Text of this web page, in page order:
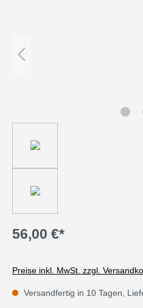
56,00 €*
Preise inkl. MwSt. zzgl.
Versandfertig in 10 Tagen,